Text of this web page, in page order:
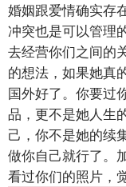
婚姻跟爱情确实存
冲突也是可以管理
去经营你们之间的
的想法，如果她真
国外好了。你要过
品，更不是她人生
己，你不是她的续
做你自己就行了。
看过你们的照片，